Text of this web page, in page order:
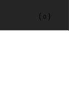
( 0 )